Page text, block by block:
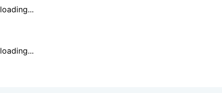
loading...
loading...